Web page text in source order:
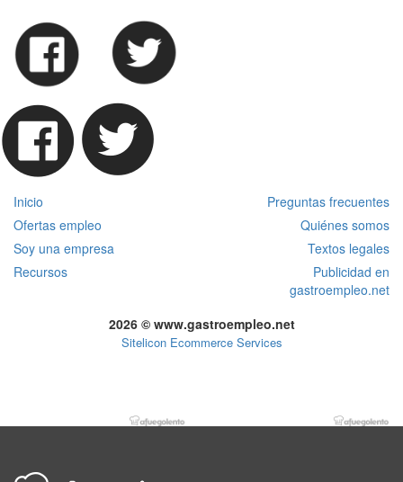
Inicio
Preguntas frecuentes
Ofertas empleo
Quiénes somos
Soy una empresa
Textos legales
Recursos
Publicidad en
gastroempleo.net
2026 © www.gastroempleo.net
Sitelicon Ecommerce Services